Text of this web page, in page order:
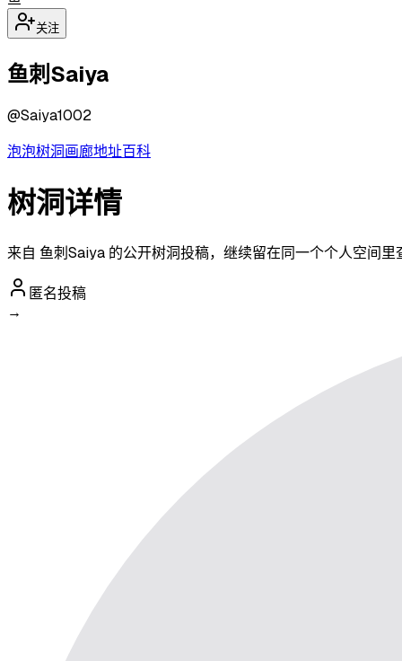
关注
鱼刺Saiya
@Saiya1002
泡泡树洞画廊地址百科
树洞详情
来自 鱼刺Saiya 的公开树洞投稿，继续留在同一个个人空间里
匿名投稿
→